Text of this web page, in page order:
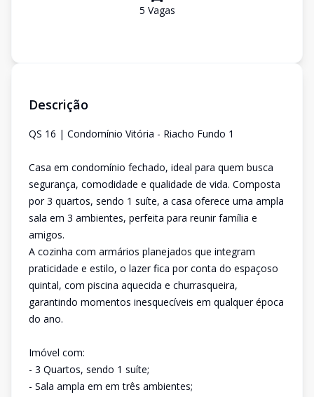
5 Vagas
Descrição
QS 16 | Condomínio Vitória - Riacho Fundo 1
Casa em condomínio fechado, ideal para quem busca
segurança, comodidade e qualidade de vida. Composta
por 3 quartos, sendo 1 suíte, a casa oferece uma ampla
sala em 3 ambientes, perfeita para reunir família e
amigos.
A cozinha com armários planejados que integram
praticidade e estilo, o lazer fica por conta do espaçoso
quintal, com piscina aquecida e churrasqueira,
garantindo momentos inesquecíveis em qualquer época
do ano.
Imóvel com:
- 3 Quartos, sendo 1 suíte;
- Sala ampla em em três ambientes;